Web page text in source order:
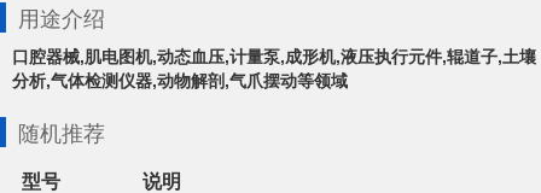
用途介绍
口腔器械,肌电图机,动态血压,计量泵,成形机,液压执行元件,辊道子,土壤
分析,气体检测仪器,动物解剖,气爪摆动等领域
随机推荐
型号 说明